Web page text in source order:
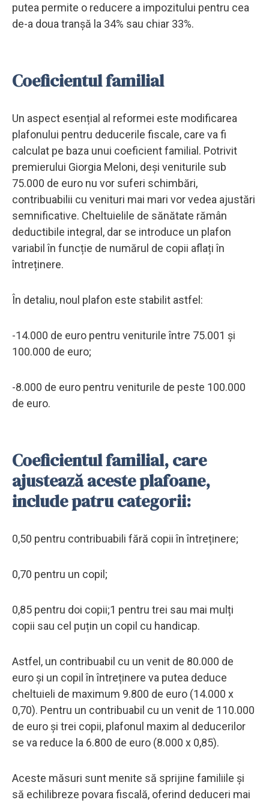
putea permite o reducere a impozitului pentru cea
de-a doua tranșă la 34% sau chiar 33%.
Coeficientul familial
Un aspect esențial al reformei este modificarea
plafonului pentru deducerile fiscale, care va fi
calculat pe baza unui coeficient familial. Potrivit
premierului Giorgia Meloni, deși veniturile sub
75.000 de euro nu vor suferi schimbări,
contribuabilii cu venituri mai mari vor vedea ajustări
semnificative. Cheltuielile de sănătate rămân
deductibile integral, dar se introduce un plafon
variabil în funcție de numărul de copii aflați în
întreținere.
În detaliu, noul plafon este stabilit astfel:
-14.000 de euro pentru veniturile între 75.001 și
100.000 de euro;
-8.000 de euro pentru veniturile de peste 100.000
de euro.
Coeficientul familial, care
ajustează aceste plafoane,
include patru categorii:
0,50 pentru contribuabili fără copii în întreținere;
0,70 pentru un copil;
0,85 pentru doi copii;1 pentru trei sau mai mulți
copii sau cel puțin un copil cu handicap.
Astfel, un contribuabil cu un venit de 80.000 de
euro și un copil în întreținere va putea deduce
cheltuieli de maximum 9.800 de euro (14.000 x
0,70). Pentru un contribuabil cu un venit de 110.000
de euro și trei copii, plafonul maxim al deducerilor
se va reduce la 6.800 de euro (8.000 x 0,85).
Aceste măsuri sunt menite să sprijine familiile și
să echilibreze povara fiscală, oferind deduceri mai